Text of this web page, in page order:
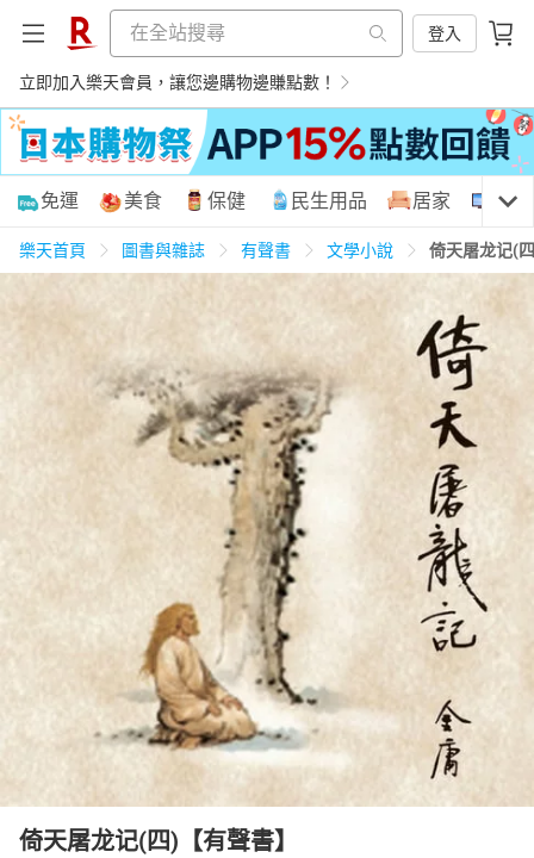
登入
立即加入樂天會員，讓您邊購物邊賺點數！
購物網分類
民生用品
3C家電 運動休閒 親子玩具
男裝 情趣用品
電子/紙本書
HOT
免運 美食 保健 民生用品 居家 3C
樂天首頁 圖書與雜誌 有聲書 文學小說 倚天屠龙记(
倚天屠龙记(四)【有聲書】